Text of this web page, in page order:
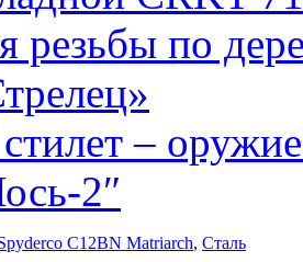
резьбы по
–
2″
C12BN Matriarch, Сталь